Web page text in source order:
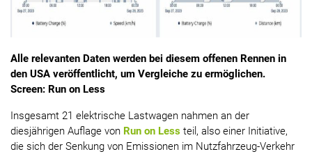
Alle relevanten Daten werden bei diesem offenen Rennen in
den USA veröffentlicht, um Vergleiche zu ermöglichen.
Screen: Run on Less
Insgesamt 21 elektrische Lastwagen nahmen an der
diesjährigen Auflage von Run on Less teil, also einer Initiative,
die sich der Senkung von Emissionen im Nutzfahrzeug-Verkehr